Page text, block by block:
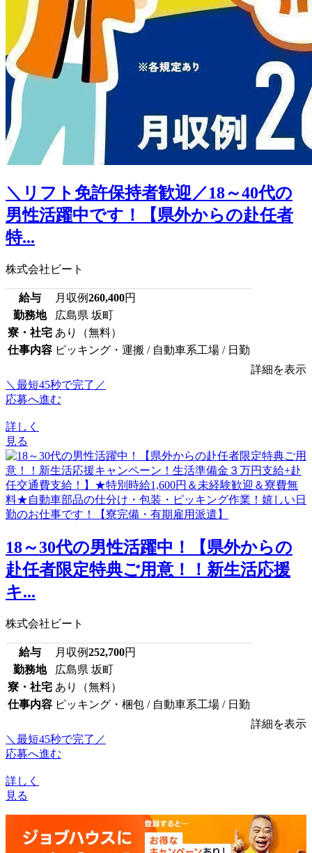
＼リフト免許保持者歓迎／18～40代の
男性活躍中です！【県外からの赴任者
特...
株式会社ビート
給与 月収例260,400円
勤務地
広島県 坂町
寮・社宅 あり（無料）
仕事内容 ピッキング・運搬 / 自動車系工場 / 日勤
詳細を表示
＼最短45秒で完了／
応募へ進む
詳しく
見る
18～30代の男性活躍中！【県外からの
赴任者限定特典ご用意！！新生活応援
キ...
株式会社ビート
給与 月収例252,700円
勤務地
広島県 坂町
寮・社宅 あり（無料）
仕事内容 ピッキング・梱包 / 自動車系工場 / 日勤
詳細を表示
＼最短45秒で完了／
応募へ進む
詳しく
見る